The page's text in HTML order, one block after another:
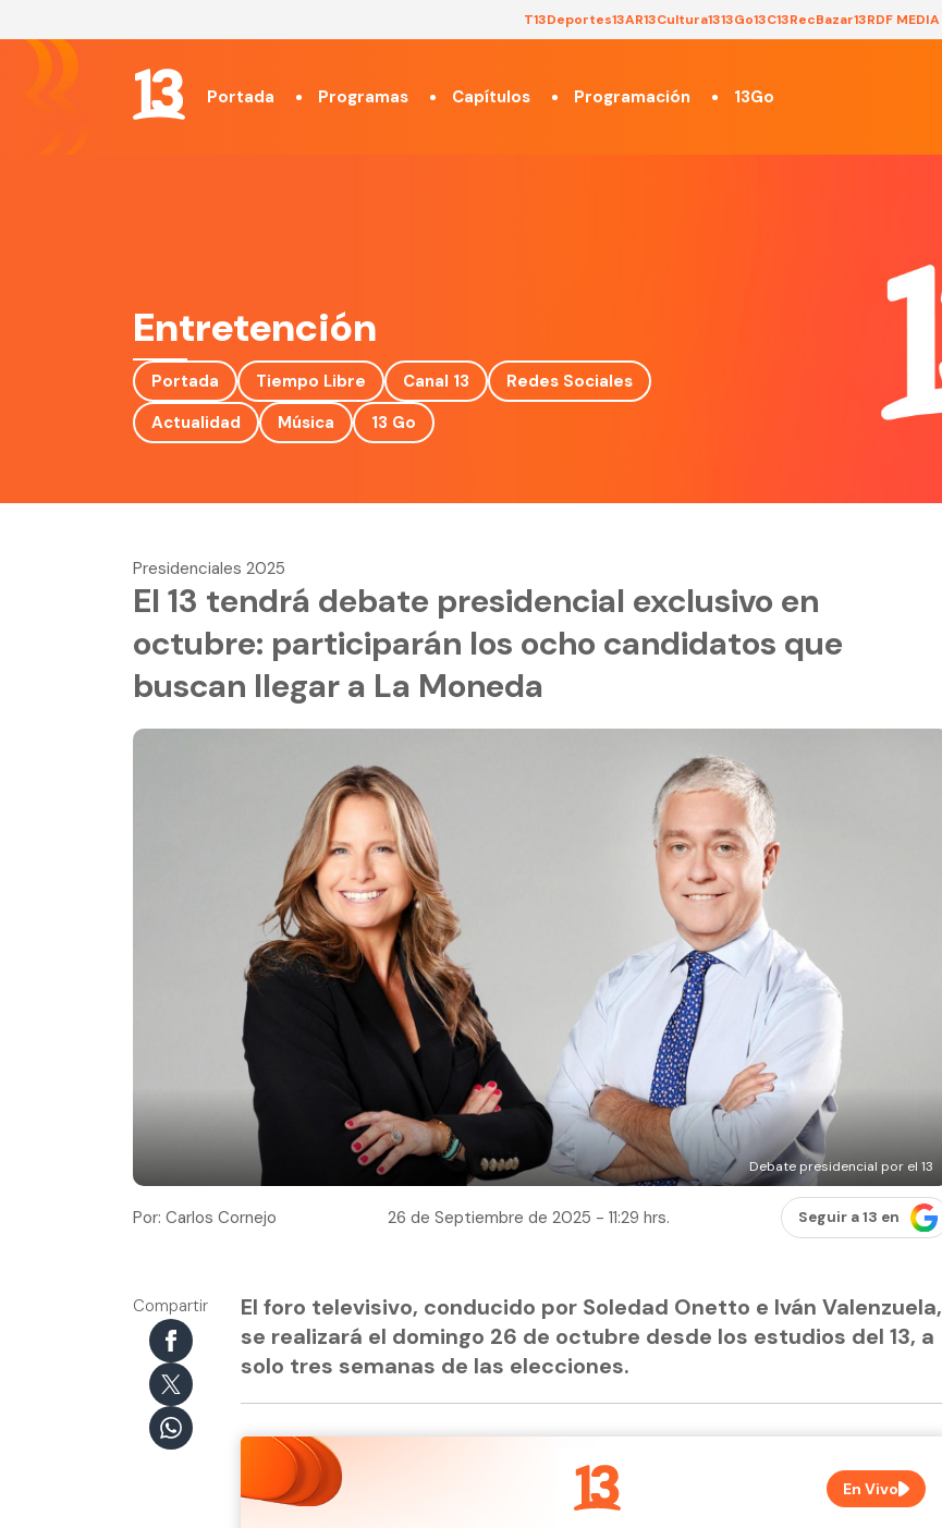
T13Deportes13AR13Cultura1313Go13C13RecBazar13RDF MEDIA
Portada Programas Capítulos Programación 13Go
Entretención
Portada Tiempo Libre Canal 13
Redes Sociales
Actualidad
Música 13 Go
Presidenciales 2025
El 13 tendrá debate presidencial exclusivo en
octubre: participarán los ocho candidatos que
buscan llegar a La Moneda
Debate presidencial por el 13
Por: Carlos Cornejo 26 de Septiembre de 2025 - 11:29 hrs. Seguir a 13 en
Compartir
El foro televisivo, conducido por Soledad Onetto e Iván Valenzuela,
se realizará el domingo 26 de octubre desde los estudios del 13, a
solo tres semanas de las elecciones.